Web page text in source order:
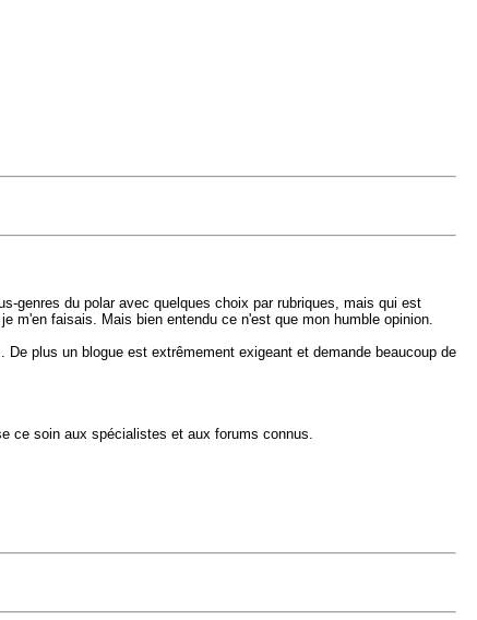
genres du polar avec quelques choix par rubriques, mais qui est
m'en faisais. Mais bien entendu ce n'est que mon humble opinion.
plus un blogue est extrêmement exigeant et demande beaucoup de
ce soin aux spécialistes et aux forums connus.